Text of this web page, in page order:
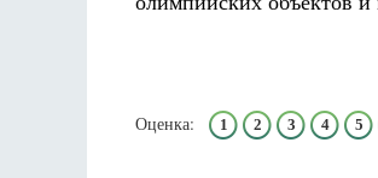
Оценка: 1 2 3 4 5